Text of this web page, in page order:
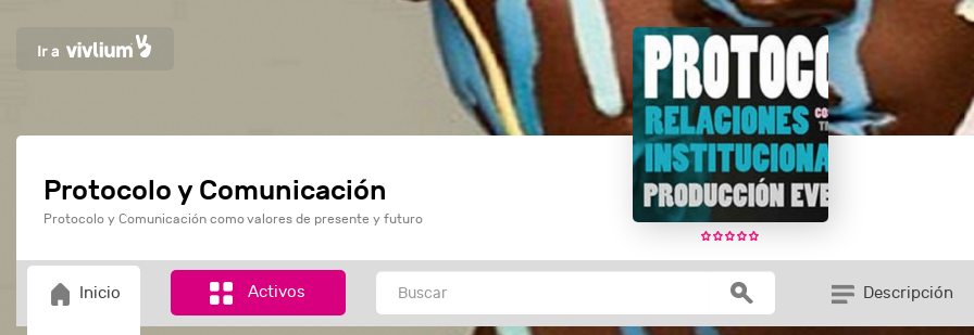
Protocolo y Comunicación
Protocolo y Comunicación como valores de presente y futuro
Inicio Activos Descripción